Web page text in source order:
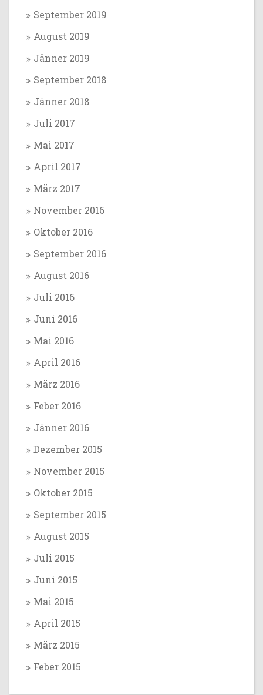
September 2019
August 2019
Jänner 2019
September 2018
Jänner 2018
Juli 2017
Mai 2017
April 2017
März 2017
November 2016
Oktober 2016
September 2016
August 2016
Juli 2016
Juni 2016
Mai 2016
April 2016
März 2016
Feber 2016
Jänner 2016
Dezember 2015
November 2015
Oktober 2015
September 2015
August 2015
Juli 2015
Juni 2015
Mai 2015
April 2015
März 2015
Feber 2015